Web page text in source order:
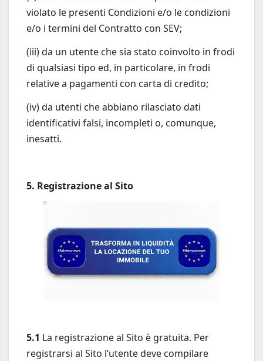
violato le presenti Condizioni e/o le condizioni
e/o i termini del Contratto con SEV;
(iii) da un utente che sia stato coinvolto in frodi
di qualsiasi tipo ed, in particolare, in frodi
relative a pagamenti con carta di credito;
(iv) da utenti che abbiano rilasciato dati
identificativi falsi, incompleti o, comunque,
inesatti.
5. Registrazione al Sito
5.1 La registrazione al Sito è gratuita. Per
registrarsi al Sito l’utente deve compilare